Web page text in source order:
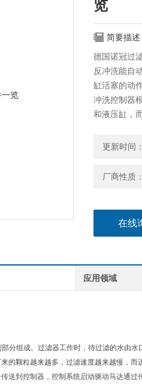
览
简要描述
德国诺冠过
反冲洗能自
缸活塞的动
冲洗控制器
和液压缸，
更新时间
厂商性质
在线
应用领域
分组成。过滤器工作时，待过滤的水由
的颗粒越来越多，过滤速度越来越慢，
送到控制器，控制系统启动驱动马达通